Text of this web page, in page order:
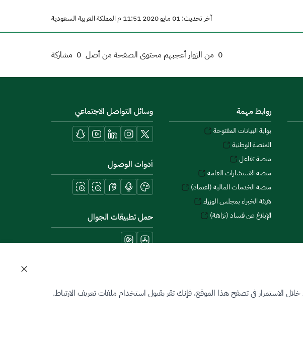
آخر تحديث: 01 مايو 2020 11:51 م المملكة العربية السعودية
0 من الزوار أعجبهم محتوى الصفحة من أصل 0 مشاركة
روابط مهمة
بوابة البيانات المفتوحة
المنصة الوطنية
منصة تفاعل
منصة الاستشارات العامة
منصة الخدمات المالية (اعتماد)
هيئة الخبراء بمجلس الوزراء
الإبلاغ عن فساد (نزاهة)
وسائل التواصل الاجتماعي
أدوات الوصول
حمل تطبيقات الجوال
الاستمرار في تصفح هذا الموقع، فإنك تقر بقبول استخدام ملفات تعريف الارتباط.